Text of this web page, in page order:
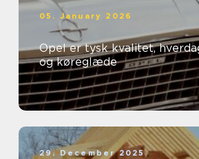
05. January 2026
Opel er tysk kvalitet,
og køreglæde
29. December 2025